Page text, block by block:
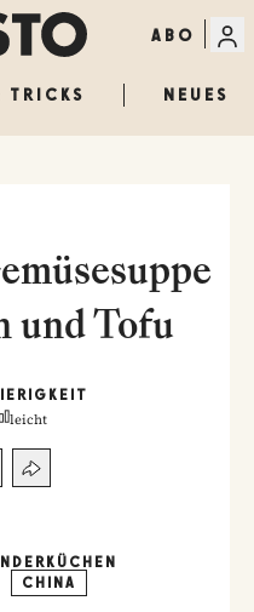
ABO
TRICKS NEUES
und Tofu
leicht
CHINA